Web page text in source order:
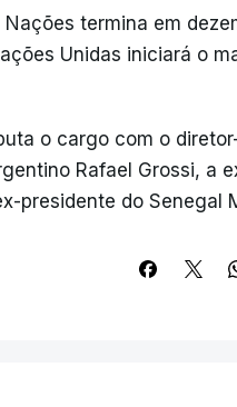
termina em
Unidas iniciará o
o cargo com o
Rafael Grossi, a
presidente do Senegal